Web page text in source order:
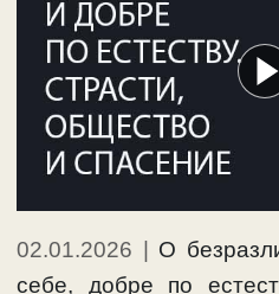
02.01.2026
О
себе, добре по